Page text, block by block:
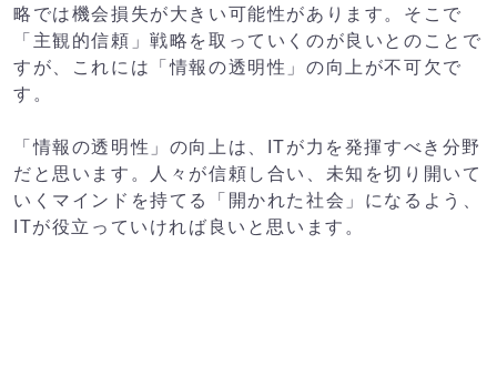
略では機会損失が大きい可能性があります。 そこで
「主観的信頼」戦略を取っていくのが良いとのことで
すが、これには「情報の透明性」の向上が不可欠で
す。
「情報の透明性」の向上は、ITが力を発揮すべき分野
だと思います。人々が信頼し合い、未知を切り開いて
いくマインドを持てる「開かれた社会」になるよう、
ITが役立っていければ良いと思います。